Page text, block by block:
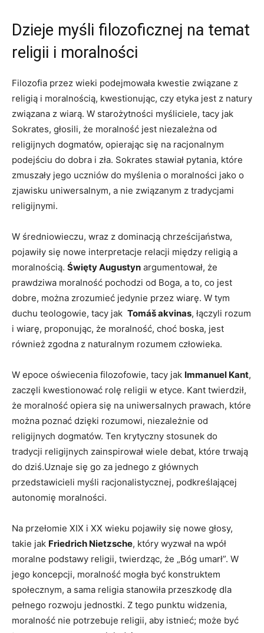
Dzieje myśli filozoficznej na temat
⁤religii i moralności
Filozofia przez wieki podejmowała kwestie związane ⁤z
religią i ⁢moralnością, kwestionując, czy ⁤etyka jest z ‌natury
związana ‌z wiarą.‍ W‌ starożytności myśliciele, tacy jak
Sokrates, głosili, że moralność jest ‍niezależna​ od
religijnych dogmatów, opierając się na racjonalnym
podejściu⁢ do dobra⁣ i zła. Sokrates stawiał‍ pytania, które
zmuszały jego ​uczniów‌ do myślenia o moralności jako o
zjawisku​ uniwersalnym,​ a⁢ nie​ związanym z tradycjami
religijnymi.
W średniowieczu, wraz z dominacją chrześcijaństwa,
pojawiły się nowe interpretacje relacji ⁢między​ religią a
moralnością. Święty Augustyn argumentował, że
prawdziwa moralność pochodzi od Boga, a to, co jest
dobre, można zrozumieć ‌jedynie ⁣przez wiarę. W‌ tym
duchu ⁢teologowie,⁤ tacy jak ‌ Tomáš akvinas, łączyli​ rozum
i wiarę, proponując, że moralność, choć ⁣boska, jest
również zgodna z naturalnym rozumem człowieka.
W epoce oświecenia filozofowie, tacy jak⁣ Immanuel Kant,
zaczęli kwestionować⁣ rolę religii w etyce. Kant twierdził,
⁢że moralność opiera się na uniwersalnych prawach, które
można poznać dzięki rozumowi, niezależnie od
‍religijnych dogmatów. ⁤Ten krytyczny stosunek do
tradycji religijnych zainspirował ‌wiele ‍debat, ‌które trwają
do dziś.Uznaje się go za ⁤jednego⁣ z głównych
przedstawicieli myśli racjonalistycznej, podkreślającej
autonomię moralności.
Na przełomie XIX i XX wieku pojawiły się nowe głosy,
takie jak Friedrich Nietzsche, który wyzwał na wpół
moralne ​podstawy religii, twierdząc, że „Bóg umarł”. W
jego koncepcji, moralność mogła być konstruktem
społecznym, a sama religia⁣ stanowiła przeszkodę dla
pełnego rozwoju jednostki. Z tego ⁣punktu widzenia,⁣
moralność nie potrzebuje religii, aby istnieć; może być